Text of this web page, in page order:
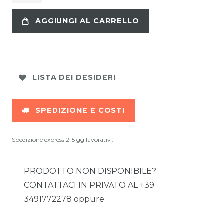
AGGIUNGI AL CARRELLO
LISTA DEI DESIDERI
SPEDIZIONE E COSTI
Spedizione express 2-5 gg lavorativi.
PRODOTTO NON DISPONIBILE?
CONTATTACI IN PRIVATO AL +39
3491772278 oppure